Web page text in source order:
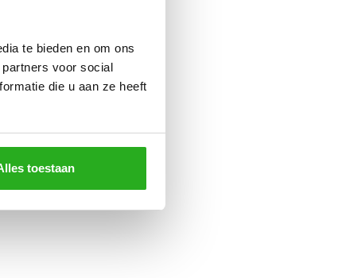
te bieden en om ons
voor social
die u aan ze heeft
toestaan